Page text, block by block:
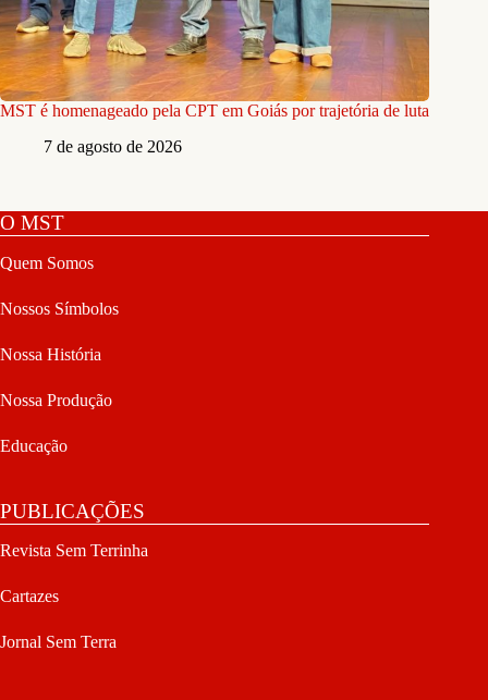
MST é homenageado pela CPT em Goiás por trajetória de luta
7 de agosto de 2026
O MST
Quem Somos
Nossos Símbolos
Nossa História
Nossa Produção
Educação
PUBLICAÇÕES
Revista Sem Terrinha
Cartazes
Jornal Sem Terra